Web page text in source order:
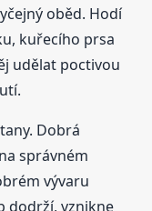
oběd. Hodí
kuřecího prsa
udělat poctivou
Dobrá
správném
vývaru
dodrží, vznikne